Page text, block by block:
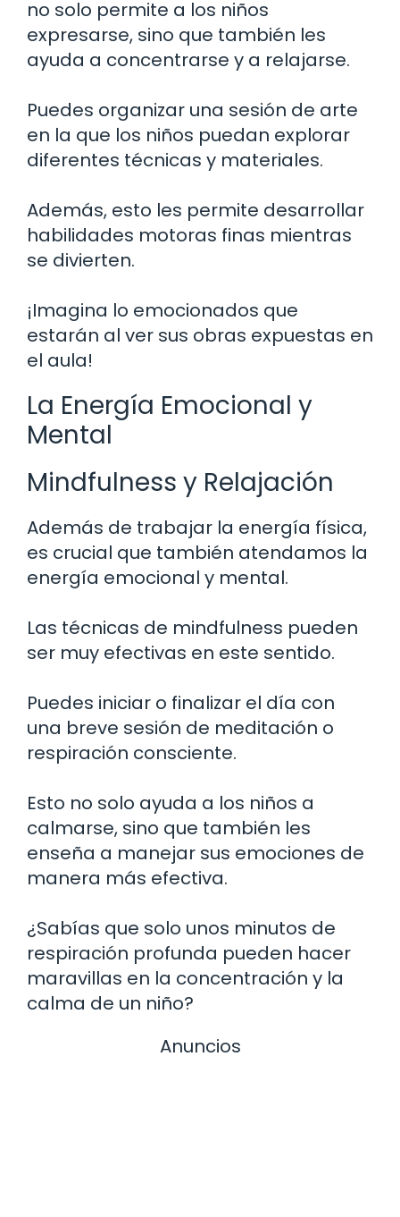
no solo permite a los niños
expresarse, sino que también les
ayuda a concentrarse y a relajarse.
Puedes organizar una sesión de arte
en la que los niños puedan explorar
diferentes técnicas y materiales.
Además, esto les permite desarrollar
habilidades motoras finas mientras
se divierten.
¡Imagina lo emocionados que
estarán al ver sus obras expuestas en
el aula!
La Energía Emocional y
Mental
Mindfulness y Relajación
Además de trabajar la energía física,
es crucial que también atendamos la
energía emocional y mental.
Las técnicas de mindfulness pueden
ser muy efectivas en este sentido.
Puedes iniciar o finalizar el día con
una breve sesión de meditación o
respiración consciente.
Esto no solo ayuda a los niños a
calmarse, sino que también les
enseña a manejar sus emociones de
manera más efectiva.
¿Sabías que solo unos minutos de
respiración profunda pueden hacer
maravillas en la concentración y la
calma de un niño?
Anuncios